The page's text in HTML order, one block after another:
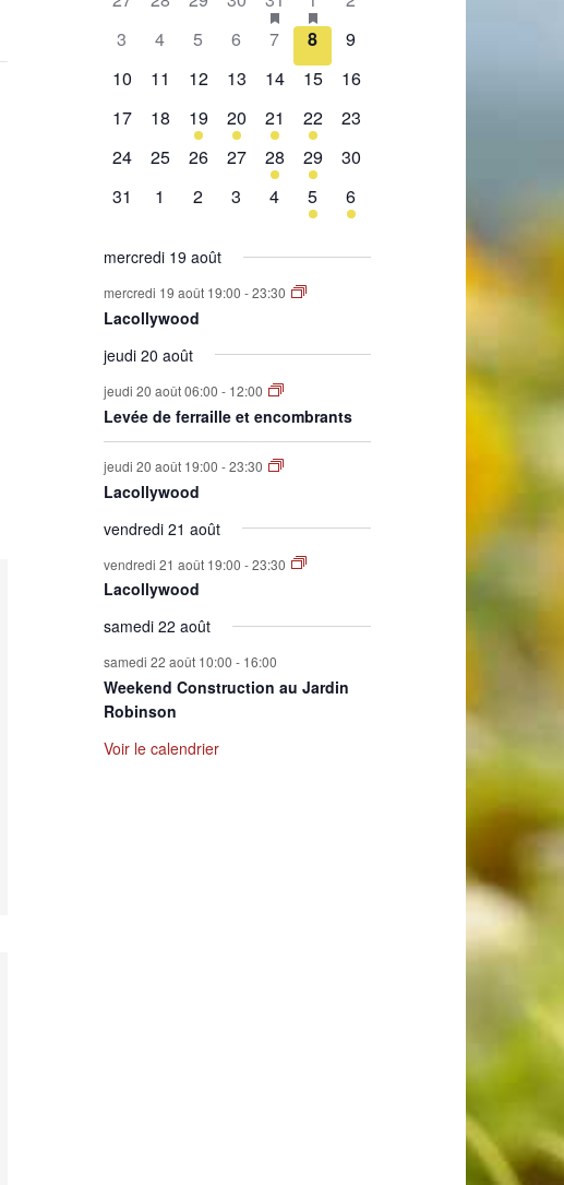
de
Évènements
évènement,évènement,
évènement,évènements,
0
3
0
4
0
5
0
évènement,
6
0
évènement,
7
0
évènement,
8
0
9
0
10
0
11
0
12
0
13
0
14
0
15
0
16
0
évènement,
17
0
évènement,
18
1
évènement,
19
2
évènements,
20
1
évènement,
21
2
évènements,
22
0
23
0
24
0
25
0
évènement,
26
0
évènement,
27
1
évènement,
28
1
évènement,
29
0
30
0
31
0
1
0
2
0
évènement,
3
0
évènement,
4
1
évènement,
5
1
évènement,
6
mercredi 19 août
mercredi 19 août 19:00 -23:30
Lacollywood
jeudi 20 août
jeudi 20 août 06:00 - 12:00
Levée de ferraille et encombrants
jeudi 20 août 19:00 -23:30
Lacollywood
vendredi 21 août
vendredi 21 août 19:00 -23:30
Lacollywood
samedi 22 août
samedi 22 août 10:00 - 16:00
Weekend Construction au Jardin
Robinson
Voir le calendrier